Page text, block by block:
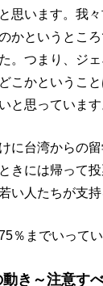
思います。我
かというとこ
。つまり、ジ
こかというこ
と思っています
に台湾からの
きには帰って
い人たちが支
％までいってい
き～注意す